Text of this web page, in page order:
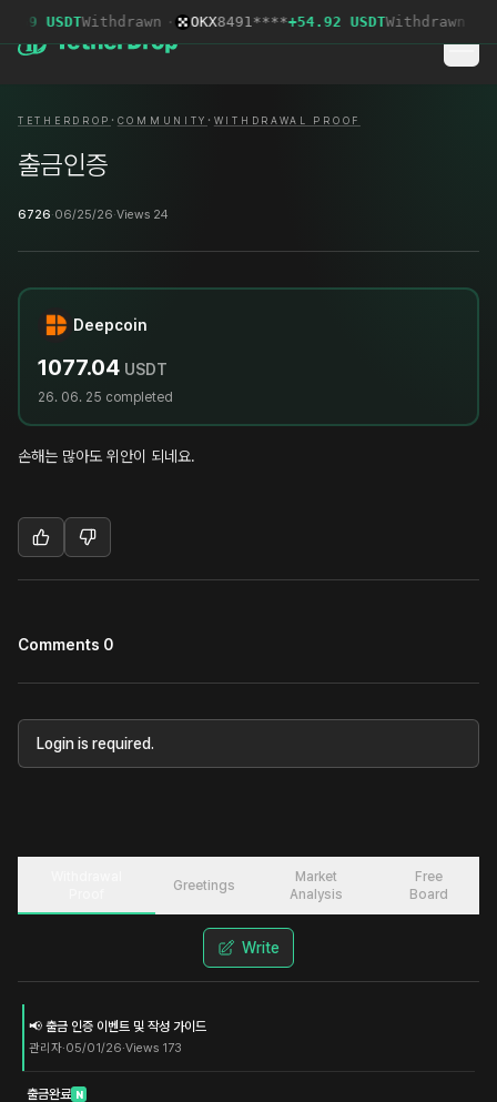
USDTWithdrawn · OKX8491****+54.92 USDTWithdrawn ·
TETHERDROP · COMMUNITY · WITHDRAWAL PROOF
출금인증
6726·06/25/26·Views 24
Deepcoin
1077.04 USDT
26. 06. 25 completed
손해는 많아도 위안이 되네요.
Comments 0
Login is required.
Greetings
Market
Analysis
Free
Board
Write
📢 출금 인증 이벤트 및 작성 가이드
관리자·05/01/26·Views 173
출금완료 N